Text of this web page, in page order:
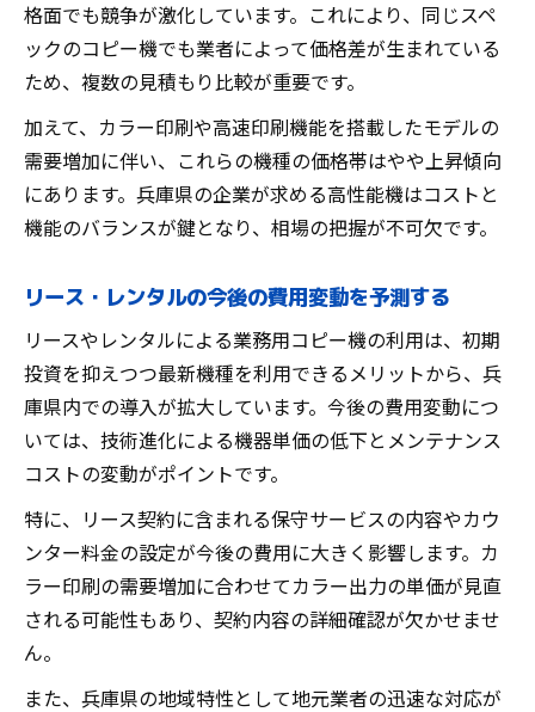
格面でも競争が激化しています。これにより、同じスペ
ックのコピー機でも業者によって価格差が生まれている
ため、複数の見積もり比較が重要です。
加えて、カラー印刷や高速印刷機能を搭載したモデルの
需要増加に伴い、これらの機種の価格帯はやや上昇傾向
にあります。兵庫県の企業が求める高性能機はコストと
機能のバランスが鍵となり、相場の把握が不可欠です。
リース・レンタルの今後の費用変動を予測する
リースやレンタルによる業務用コピー機の利用は、初期
投資を抑えつつ最新機種を利用できるメリットから、兵
庫県内での導入が拡大しています。今後の費用変動につ
いては、技術進化による機器単価の低下とメンテナンス
コストの変動がポイントです。
特に、リース契約に含まれる保守サービスの内容やカウ
ンター料金の設定が今後の費用に大きく影響します。カ
ラー印刷の需要増加に合わせてカラー出力の単価が見直
される可能性もあり、契約内容の詳細確認が欠かせませ
ん。
また、兵庫県の地域特性として地元業者の迅速な対応が